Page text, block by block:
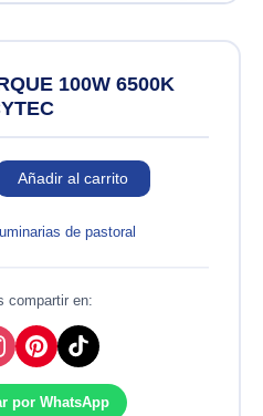
100W 6500K
Añadir al carrito
de pastoral
compartir en:
por WhatsApp